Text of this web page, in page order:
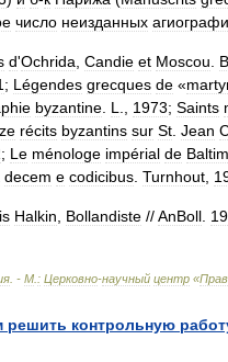
число неизданных
d'Ochrida Candie et Moscou
; Légendes grecques de «
byzantine L 1973; Saints
récits byzantins sur St Jean
; Le ménologe impérial de
decem e codicibus Turnhout
Halkin Bollandiste //AnBoll
. - М : Церковно-научный центр «
контрольную